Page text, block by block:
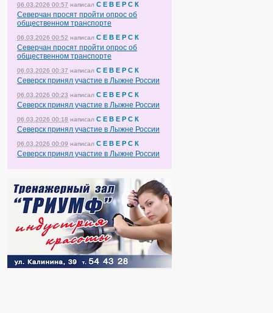
06.03.2026 00:57 написал С Е В Е Р С К
Северчан просят пройти опрос об
общественном транспорте
06.03.2026 00:52 написал С Е В Е Р С К
Северчан просят пройти опрос об
общественном транспорте
06.03.2026 00:37 написал С Е В Е Р С К
Северск принял участие в Лыжне России
06.03.2026 00:23 написал С Е В Е Р С К
Северск принял участие в Лыжне России
06.03.2026 00:18 написал С Е В Е Р С К
Северск принял участие в Лыжне России
06.03.2026 00:09 написал С Е В Е Р С К
Северск принял участие в Лыжне России